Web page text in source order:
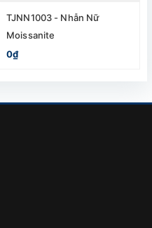
TJNN1003 - Nhẫn Nữ
Moissanite
0₫